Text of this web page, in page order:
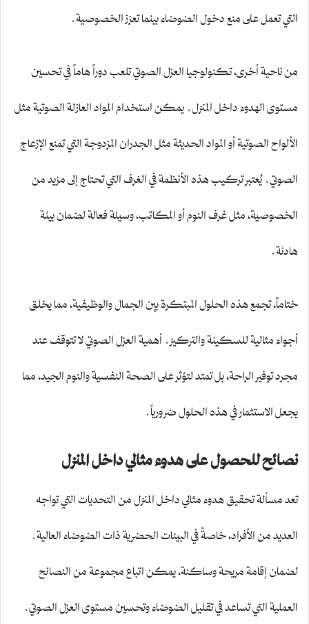
التي تعمل على منع دخول الضوضاء بينما تعزز الخصوصية.
من ناحية أخرى، تكنولوجيا العزل الصوتي تلعب دوراً هاماً في تحسين
مستوى الهدوء داخل المنزل. يمكن استخدام المواد العازلة الصوتية مثل
الألواح الصوتية أو المواد الحديثة مثل الجدران المزدوجة التي تمنع الإزعاج
الصوتي. يُعتبر تركيب هذه الأنظمة في الغرف التي تحتاج إلى مزيد من
الخصوصية، مثل غرف النوم أو المكاتب، وسيلة فعالة لضمان بيئة
هادئة.
ختاماً، تجمع هذه الحلول المبتكرة بين الجمال والوظيفية، مما يخلق
أجواء مثالية للسكينة والتركيز. أهمية العزل الصوتي لا تتوقف عند
مجرد توفير الراحة، بل تمتد لتؤثر على الصحة النفسية والنوم الجيد، مما
يجعل الاستثمار في هذه الحلول ضرورياً.
نصائح للحصول على هدوء مثالي داخل المنزل
تعد مسألة تحقيق هدوء مثالي داخل المنزل من التحديات التي تواجه
العديد من الأفراد، خاصةً في البيئات الحضرية ذات الضوضاء العالية.
لضمان إقامة مريحة وساكنة، يمكن اتباع مجموعة من النصائح
العملية التي تساعد في تقليل الضوضاء وتحسين مستوى العزل الصوتي.